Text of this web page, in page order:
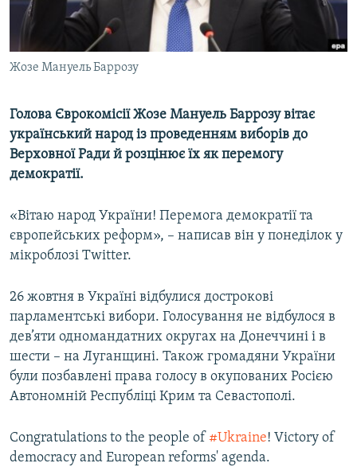
ВІДЕОУРОКИ «ELIFBE»
СВІДЧЕННЯ ОКУПАЦІЇ
УКРАЇНСЬКА ПРОБЛЕМА КРИМУ
Русский
Qırımtatar
Усі сайти RFE/RL
Жозе Мануель Баррозу
Голова Єврокомісії Жозе Мануель Баррозу вітає
український народ із проведенням виборів до
Верховної Ради й розцінює їх як перемогу
демократії.
«Вітаю народ України! Перемога демократії та
європейських реформ», – написав він у понеділок у
мікроблозі Twitter.
26 жовтня в Україні відбулися дострокові
парламентські вибори. Голосування не відбулося в
дев’яти одномандатних округах на Донеччині і в
шести – на Луганщині. Також громадяни України
були позбавлені права голосу в окупованих Росією
Автономній Республіці Крим та Севастополі.
Congratulations to the people of #Ukraine! Victory of
democracy and European reforms' agenda.